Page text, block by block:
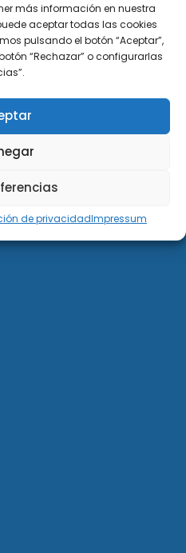
más información en nuestra
aceptar todas las cookies
pulsando el botón “Aceptar”,
“Rechazar” o configurarlas
de privacidadImpressum
de abogados
en las materias de
más de 50 años al